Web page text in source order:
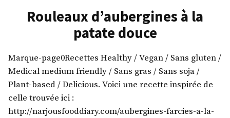
petits
! »
terre
radis
petits
pois
!
Rouleaux d’aubergines à la
patate douce
Marque-page0Recettes Healthy / Vegan / Sans gluten /
Medical medium friendly / Sans gras / Sans soja /
Plant-based / Delicious. Voici une recette inspirée de
celle trouvée ici :
http://narjousfooddiary.com/aubergines-farcies-a-la-